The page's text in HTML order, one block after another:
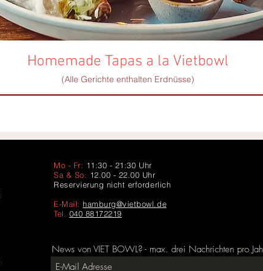
Homemade Tapas a la Vietbowl
(Alle Gerichte enthalten Erdnüsse)
Mo - Fr: 11:30 - 21:30 Uhr
Sa & So: 12.00 - 22.00 Uhr
Reservierung nicht erforderlich
E-Mail: hamburg@vietbowl.de
Tel.
040 88172219
News von VIET BOWL? - max. drei Nachrichten pro